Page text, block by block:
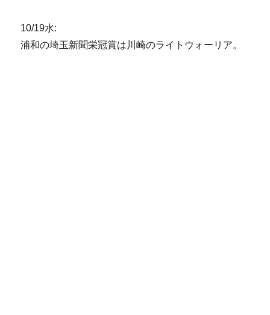
10/19水:
浦和の埼玉新聞栄冠賞は川崎のライトウォーリア。